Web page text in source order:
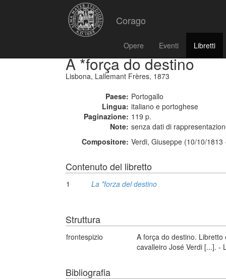
Corago
Opere Eventi Libretti
A *força do destino
Lisbona, Lallemant Frères, 1873
Paese: Portogallo
Lingua: italiano e portoghese
Paginazione: 119 p.
Note: senza dati di
Compositore: Verdi, Giuseppe (10/10/
Contenuto del libretto
1 La *forza del destino
Struttura
frontespizio
A força do destino.
cavalleiro José Verdi [...]. -
Bibliografia